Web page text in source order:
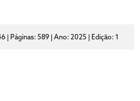
| Páginas: 589 | Ano: 2025 | Edição: 1